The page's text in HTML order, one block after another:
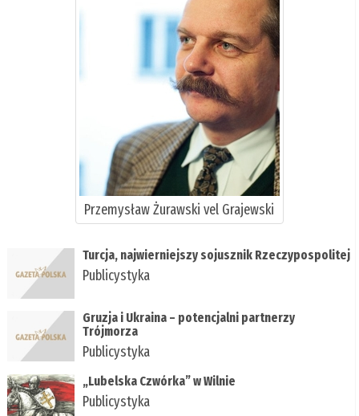
Przemysław Żurawski vel Grajewski
Turcja, najwierniejszy sojusznik Rzeczypospolitej
Publicystyka
Gruzja i Ukraina – potencjalni partnerzy
Trójmorza
Publicystyka
„Lubelska Czwórka” w Wilnie
Publicystyka